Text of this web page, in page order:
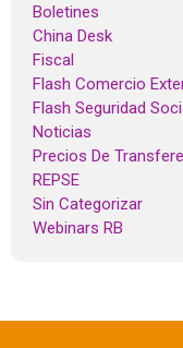
Boletines
China Desk
Fiscal
Flash Comercio
Flash Seguridad
Noticias
Precios De
REPSE
Sin Categorizar
Webinars RB